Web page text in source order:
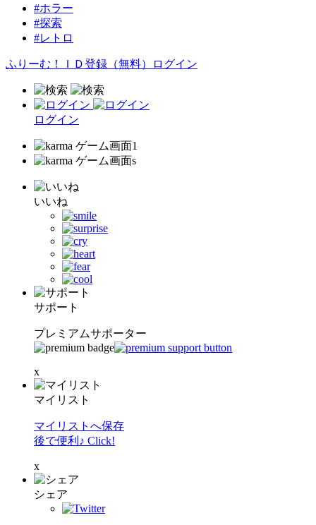
#ホラー
#探索
#レトロ
ふりーむ！ＩＤ登録（無料） ログイン
ログイン
いいね
サポート
プレミアムサポーター
x
マイリスト
マイリストへ保存
後で便利♪ Click!
x
シェア